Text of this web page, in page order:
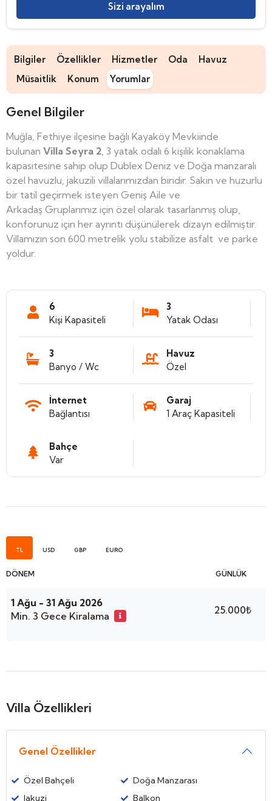
Bilgiler Özellikler Hizmetler Oda
Havuz
Müsaitlik
Konum Yorumlar
Genel Bilgiler
Muğla, Fethiye ilçesine bağlı Kayaköy Mevkiinde
bulunan Villa Seyra 2, 3 yatak odalı 6 kişilik konaklama
kapasitesine sahip olup Dublex Deniz ve Doğa manzaralı
özel havuzlu, jakuzili villalarımızdan biridir. Sakin ve huzurlu
bir tatil geçirmek isteyen Geniş Aile ve
Arkadaş Gruplarımız için özel olarak tasarlanmış olup,
konforunuz için her ayrıntı düşünülerek dizayn edilmiştir.
Villamızın son 600 metrelik yolu stabilize asfalt ve parke
yoldur.
6
Kişi Kapasiteli
3
Yatak Odası
3
Banyo / Wc
Havuz
Özel
İnternet
Bağlantısı
Garaj
1 Araç Kapasiteli
Bahçe
Var
TL USD GBP EURO
DÖNEM GÜNLÜK
1 Ağu - 31 Ağu 2026
Min. 3 Gece Kiralama
25.000₺
Villa Özellikleri
Genel Özellikler
Özel Bahçeli
Doğa Manzarası
Jakuzi
Balkon
Sizi arayalım